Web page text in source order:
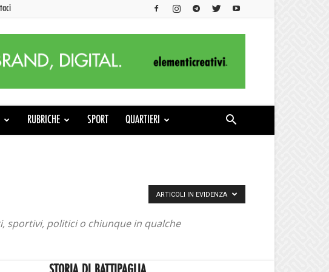
RUBRICHE SPORT QUARTIERI
sportivi, politici o chiunque in qualche
ARTICOLI IN EVIDENZA